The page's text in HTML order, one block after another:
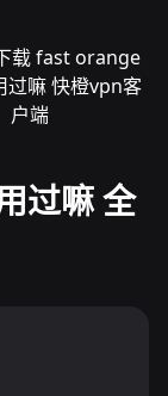
载 fast orange
过嘛 快橙vpn客
户端
过嘛 全